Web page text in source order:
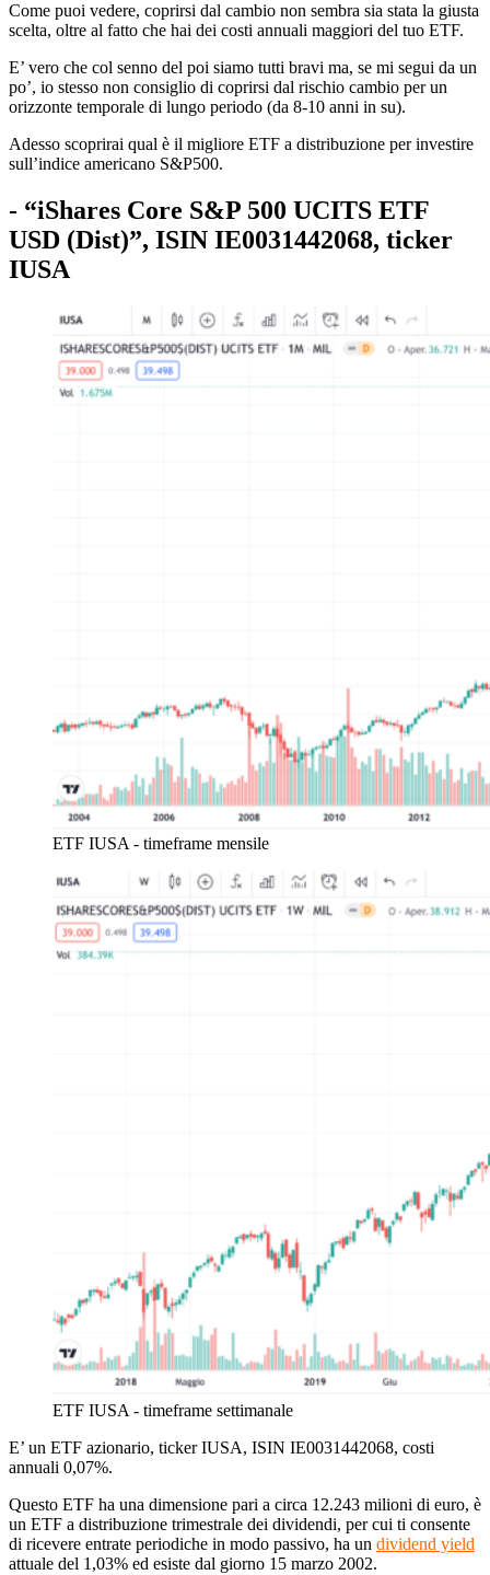
Come puoi vedere, coprirsi dal cambio non sembra sia stata la giusta
scelta, oltre al fatto che hai dei costi annuali maggiori del tuo ETF.
E’ vero che col senno del poi siamo tutti bravi ma, se mi segui da un
po’, io stesso non consiglio di coprirsi dal rischio cambio per un
orizzonte temporale di lungo periodo (da 8-10 anni in su).
Adesso scoprirai qual è il migliore ETF a distribuzione per investire
sull’indice americano S&P500.
- “iShares Core S&P 500 UCITS ETF
USD (Dist)”, ISIN IE0031442068, ticker
IUSA
ETF IUSA - timeframe mensile
ETF IUSA - timeframe settimanale
E’ un ETF azionario, ticker IUSA, ISIN IE0031442068, costi
annuali 0,07%.
Questo ETF ha una dimensione pari a circa 12.243 milioni di euro, è
un ETF a distribuzione trimestrale dei dividendi, per cui ti consente
di ricevere entrate periodiche in modo passivo, ha un dividend yield
attuale del 1,03% ed esiste dal giorno 15 marzo 2002.